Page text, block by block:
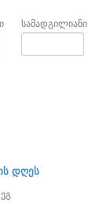
სამადგილიანი
დღეს